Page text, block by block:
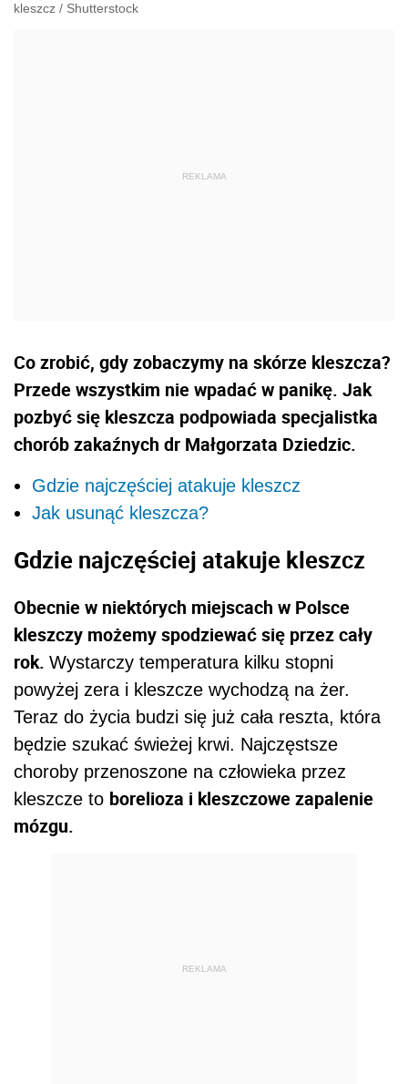
kleszcz / Shutterstock
Co zrobić, gdy zobaczymy na skórze kleszcza?
Przede wszystkim nie wpadać w panikę. Jak
pozbyć się kleszcza podpowiada specjalistka
chorób zakaźnych dr Małgorzata Dziedzic.
Gdzie najczęściej atakuje kleszcz
Jak usunąć kleszcza?
Gdzie najczęściej atakuje kleszcz
Obecnie w niektórych miejscach w Polsce
kleszczy możemy spodziewać się przez cały
rok. Wystarczy temperatura kilku stopni
powyżej zera i kleszcze wychodzą na żer.
Teraz do życia budzi się już cała reszta, która
będzie szukać świeżej krwi. Najczęstsze
choroby przenoszone na człowieka przez
kleszcze to borelioza i kleszczowe zapalenie
mózgu.
REKLAMA